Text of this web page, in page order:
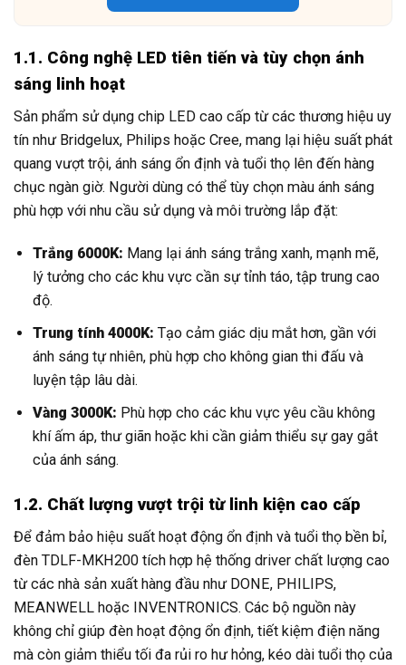
1.1. Công nghệ LED tiên tiến và tùy chọn ánh
sáng linh hoạt
Sản phẩm sử dụng chip LED cao cấp từ các thương hiệu uy
tín như Bridgelux, Philips hoặc Cree, mang lại hiệu suất phát
quang vượt trội, ánh sáng ổn định và tuổi thọ lên đến hàng
chục ngàn giờ. Người dùng có thể tùy chọn màu ánh sáng
phù hợp với nhu cầu sử dụng và môi trường lắp đặt:
Trắng 6000K: Mang lại ánh sáng trắng xanh, mạnh mẽ,
lý tưởng cho các khu vực cần sự tỉnh táo, tập trung cao
độ.
Trung tính 4000K: Tạo cảm giác dịu mắt hơn, gần với
ánh sáng tự nhiên, phù hợp cho không gian thi đấu và
luyện tập lâu dài.
Vàng 3000K: Phù hợp cho các khu vực yêu cầu không
khí ấm áp, thư giãn hoặc khi cần giảm thiểu sự gay gắt
của ánh sáng.
1.2. Chất lượng vượt trội từ linh kiện cao cấp
Để đảm bảo hiệu suất hoạt động ổn định và tuổi thọ bền bỉ,
đèn TDLF-MKH200 tích hợp hệ thống driver chất lượng cao
từ các nhà sản xuất hàng đầu như DONE, PHILIPS,
MEANWELL hoặc INVENTRONICS. Các bộ nguồn này
không chỉ giúp đèn hoạt động ổn định, tiết kiệm điện năng
mà còn giảm thiểu tối đa rủi ro hư hỏng, kéo dài tuổi thọ của